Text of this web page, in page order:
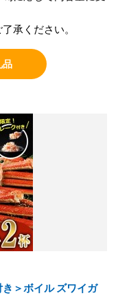
承ください。
品
＞ボイル ズワイガ